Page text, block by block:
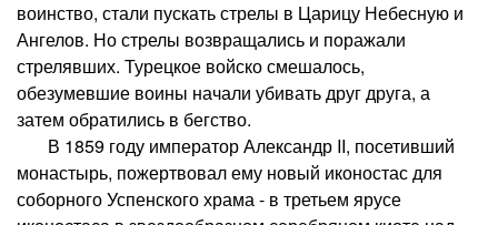
воинство, стали пускать стрелы в Царицу Небесную и
Ангелов. Но стрелы возвращались и поражали
стрелявших. Турецкое войско смешалось,
обезумевшие воины начали убивать друг друга, а
затем обратились в бегство.
В 1859 году император Александр II, посетивший
монастырь, пожертвовал ему новый иконостас для
соборного Успенского храма - в третьем ярусе